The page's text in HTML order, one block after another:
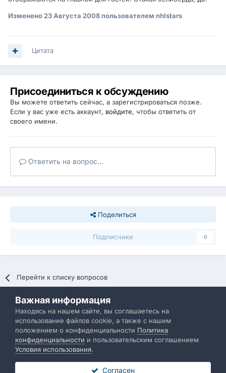
Изменено23 Августа 2008пользователем nhlstars
Цитата
Присоединиться к обсуждению
Вы можете ответить сейчас, а зарегистрироваться позже.
Если у вас уже есть аккаунт, войдите, чтобы ответить от
своего имени.
Ответить на вопрос...
Поделиться
Подписчики 0
Перейти к списку вопросов
Политика конфиденциальности Обратная связь
IBResource
Powered by Invision Community
Важная информация
Находясь на нашем сайте, вы соглашаетесь на
использование файлов cookie, а также с нашим
положением о конфиденциальности Политика
конфиденциальности и пользовательским соглашением
Условия использования.
Согласен